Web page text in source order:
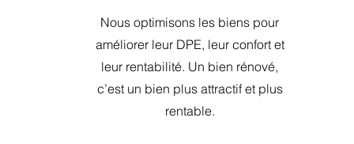
Nous optimisons les biens pour
améliorer leur DPE, leur confort et
leur rentabilité. Un bien rénové,
c’est un bien plus attractif et plus
rentable.